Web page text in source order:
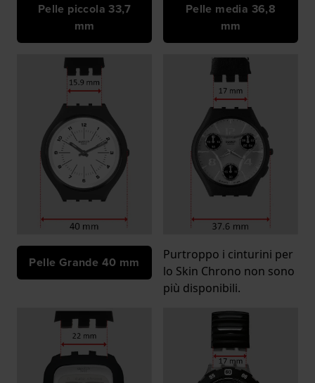
Pelle piccola 33,7
mm
Pelle media 36,8
mm
Pelle Grande 40 mm
Purtroppo i cinturini per
lo Skin Chrono non sono
più disponibili.